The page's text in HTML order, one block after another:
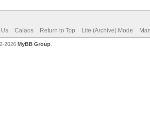
Us Calaos Return to Top Lite (Archive) Mode
2026 MyBB Group